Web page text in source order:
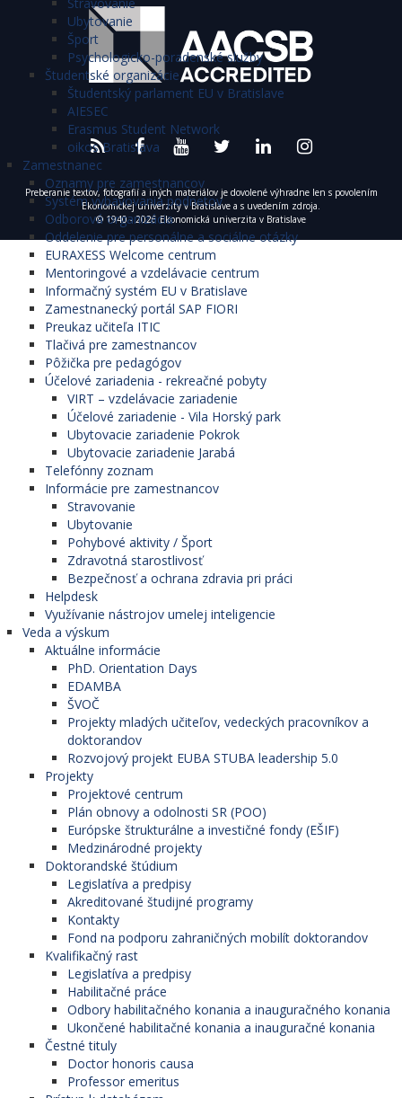
Ubytovanie
Šport
Psychologicko-poradenské služby
Študentské organizácie
Študentský parlament EU v Bratislave
AIESEC
Erasmus Student Network
oikos Bratislava
Zamestnanec
Oznamy pre zamestnancov
Systém vybavovania podnetov
Odborová organizácia
Oddelenie pre personálne a sociálne otázky
EURAXESS Welcome centrum
Mentoringové a vzdelávacie centrum
Informačný systém EU v Bratislave
Zamestnanecký portál SAP FIORI
Preukaz učiteľa ITIC
Tlačivá pre zamestnancov
Pôžička pre pedagógov
Účelové zariadenia - rekreačné pobyty
VIRT – vzdelávacie zariadenie
Účelové zariadenie - Vila Horský park
Ubytovacie zariadenie Pokrok
Ubytovacie zariadenie Jarabá
Telefónny zoznam
Informácie pre zamestnancov
Stravovanie
Ubytovanie
Pohybové aktivity / Šport
Zdravotná starostlivosť
Bezpečnosť a ochrana zdravia pri práci
Helpdesk
Využívanie nástrojov umelej inteligencie
Veda a výskum
Aktuálne informácie
PhD. Orientation Days
EDAMBA
ŠVOČ
Projekty mladých učiteľov, vedeckých pracovníkov a
doktorandov
Rozvojový projekt EUBA STUBA leadership 5.0
Projekty
Projektové centrum
Plán obnovy a odolnosti SR (POO)
Európske štrukturálne a investičné fondy (EŠIF)
Medzinárodné projekty
Doktorandské štúdium
Legislatíva a predpisy
Akreditované študijné programy
Kontakty
Fond na podporu zahraničných mobilít doktorandov
Kvalifikačný rast
Legislatíva a predpisy
Habilitačné práce
Odbory habilitačného konania a inauguračného konania
Ukončené habilitačné konania a inauguračné konania
Čestné tituly
Doctor honoris causa
Professor emeritus
Preberanie textov, fotografií a iných materiálov je dovolené výhradne len s povolením
Ekonomickej univerzity v Bratislave a s uvedením zdroja.
© 1940 - 2026 Ekonomická univerzita v Bratislave